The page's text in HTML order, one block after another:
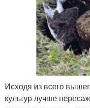
Исходя из всего
культур лучше